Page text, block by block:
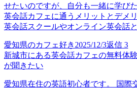
せたいのですが、自分も一緒に学び
英会話カフェに通うメリットとデメ
英会話スクールやオンライン英会話
愛知県のカフェ好き 2025/12/3返信 3
新城市にある英会話カフェの無料体
が聞きたい
愛知県在住の英語初心者です。 国際